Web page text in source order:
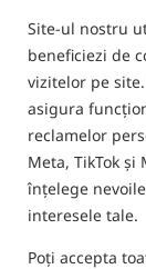
Site-ul nostru
beneficiezi de
vizitelor pe
asigura
reclamelor
Meta, TikTok
înțelege
interesele tale.
Poți accepta
Noutate!